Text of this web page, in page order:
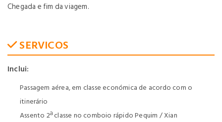
Chegada e fim da viagem.
SERVICOS
Inclui:
Passagem aérea, em classe económica de acordo com o
itinerário
Assento 2ª classe no comboio rápido Pequim / Xian